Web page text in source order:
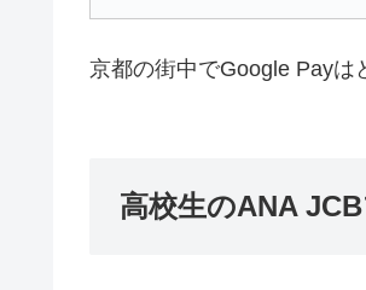
京都の街中でGoogle Payは
高校生のANA